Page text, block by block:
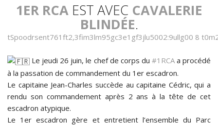
1ER RCAEST AVEC CAVALERIE
BLINDÉE.
tSpoodrsent761 ft2,3fm3lm95gc3e1 gf3 jlu5002:9ullg00 8 t0m
Le jeudi 26 juin, le chef de corps du #1RCAa procédé
à la passation de commandement du 1er escadron.
Le capitaine Jean-Charles succède au capitaine Cédric, qui a
rendu son commandement après 2 ans à la tête de cet
escadron atypique.
Le 1er escadron gère et entretient l’ensemble du Parc